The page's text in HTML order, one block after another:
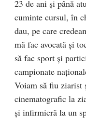
23 de ani și până
cuminte cursul, în
dau, pe care
mă fac avocată și
să fac sport și
campionate
Voiam să fiu ziarist
cinematografic la
și infirmieră la un